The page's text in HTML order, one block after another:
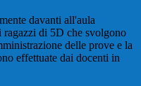
davanti all'aula
di 5D che svolgono
delle prove e la
effettuate dai docenti in